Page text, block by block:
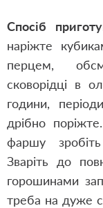
Спосіб
наріжте
перцем,
сковорідці в
години,
дрібно
фаршу
Зваріть до
горошинами
треба на дуже